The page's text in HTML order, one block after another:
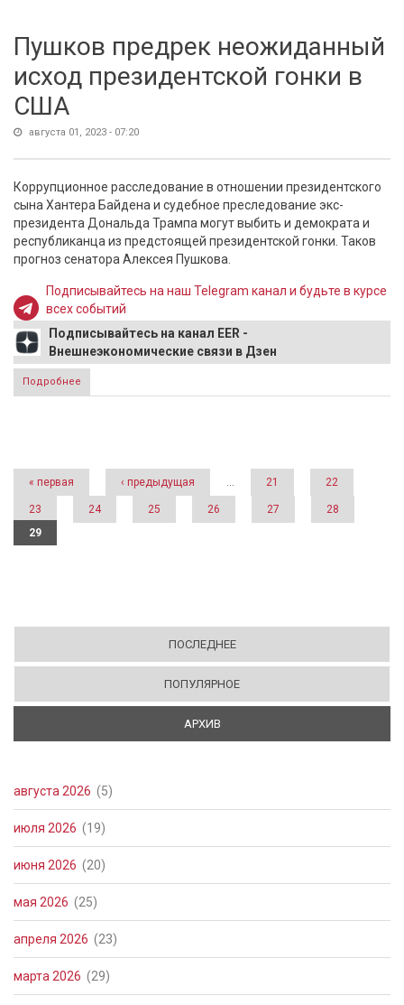
Пушков предрек неожиданный
исход президентской гонки в
США
августа 01, 2023 - 07:20
Коррупционное расследование в отношении президентского
сына Хантера Байдена и судебное преследование экс-
президента Дональда Трампа могут выбить и демократа и
республиканца из предстоящей президентской гонки. Таков
прогноз сенатора Алексея Пушкова.
Подписывайтесь на наш Telegram канал и будьте в курсе
всех событий
Подписывайтесь на канал EER -
Внешнеэкономические связи в Дзен
Подробнее
гонки в США
Страницы
« первая ‹ предыдущая … 21 22
23 24 25 26 27
28
29
ПОСЛЕДНЕЕ
ПОПУЛЯРНОЕ
АРХИВ
августа 2026 (5)
июля 2026 (19)
июня 2026 (20)
мая 2026 (25)
апреля 2026 (23)
марта 2026 (29)